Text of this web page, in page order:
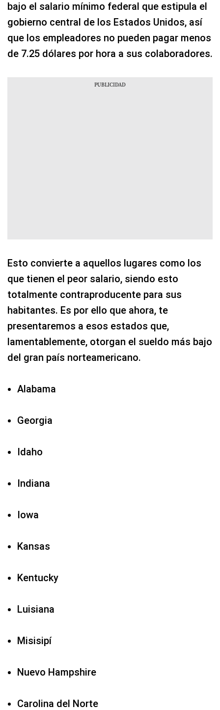
bajo el salario mínimo federal que estipula el
gobierno central de los Estados Unidos, así
que los empleadores no pueden pagar menos
de 7.25 dólares por hora a sus colaboradores.
Esto convierte a aquellos lugares como los
que tienen el peor salario, siendo esto
totalmente contraproducente para sus
habitantes. Es por ello que ahora, te
presentaremos a esos estados que,
lamentablemente, otorgan el sueldo más bajo
del gran país norteamericano.
Alabama
Georgia
Idaho
Indiana
Iowa
Kansas
Kentucky
Luisiana
Misisipí
Nuevo Hampshire
Carolina del Norte